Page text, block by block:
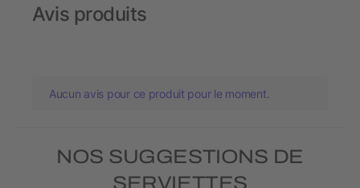
Avis produits
Aucun avis pour ce produit pour le moment.
NOS SUGGESTIONS DE
SERVIETTES